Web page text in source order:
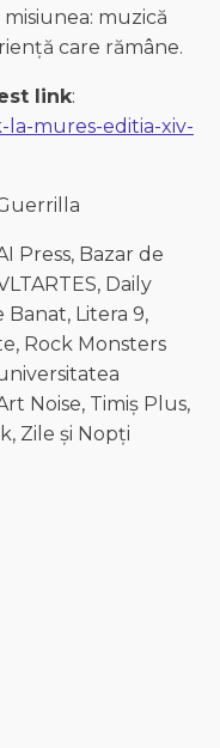
muzică
care rămâne.
link:
mures-editia-xiv-
Press, Bazar de
Daily
Banat, Litera 9,
Rock Monsters
Noise, Timiș Plus,
Zile și Nopți